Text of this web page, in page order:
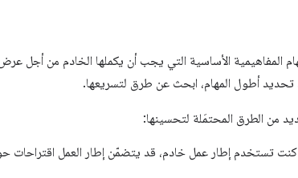
المفاهيمية الأساسية التي يجب أن يكملها الخادم من أجل
تحديد أطول المهام، ابحث عن طرق لتسريعها.
من الطرق المحتمَلة لتحسينها:
تستخدم إطار عمل خادم، قد يتضمّن إطار العمل اقتراحات